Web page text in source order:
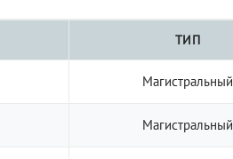
ТИП
Магистральный
Магистральный